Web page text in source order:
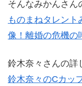
そんなみかんさん
ものまねタレン
像！離婚の危機の
鈴木奈々さんの詳
鈴木奈々のCカッ